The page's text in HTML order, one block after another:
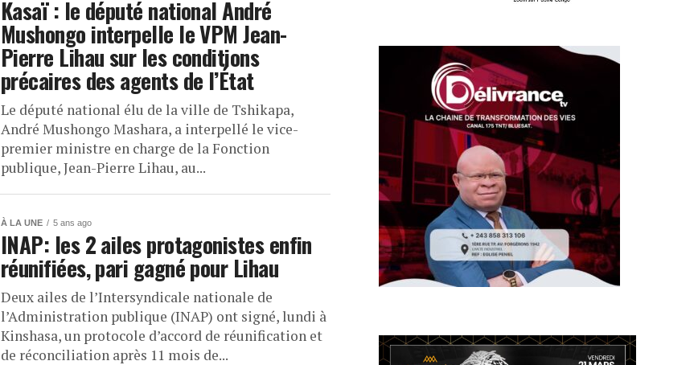
Kasaï : le député national André
Mushongo interpelle le VPM Jean-
Pierre Lihau sur les conditions
précaires des agents de l’État
Le député national élu de la ville de Tshikapa,
André Mushongo Mashara, a interpellé le vice-
premier ministre en charge de la Fonction
publique, Jean-Pierre Lihau, au...
À LA UNE 5 ans ago
INAP: les 2 ailes protagonistes enfin
réunifiées, pari gagné pour Lihau
Deux ailes de l’Intersyndicale nationale de
l’Administration publique (INAP) ont signé, lundi à
Kinshasa, un protocole d’accord de réunification et
de réconciliation après 11 mois de...